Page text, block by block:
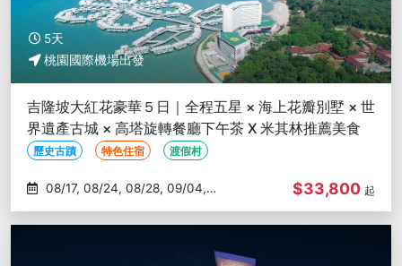
5天
桃園國際機場出發
吉隆坡大紅花豪華５日｜全程五星 × 海上花瓣別墅 × 世
界遺產古城 × 高塔旋轉餐廳下午茶 X 米其林推薦美食
歷史古蹟 特色住宿 渡假村
09/06
$33,800 起